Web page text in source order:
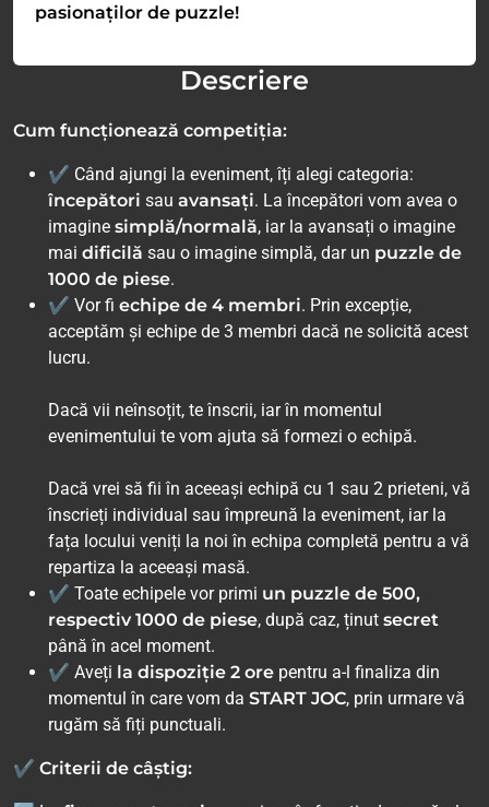
pasionaților de puzzle!
Descriere
Cum funcționează competiția:
✔ Când ajungi la eveniment, îți alegi categoria:
începători sau avansați. La începători vom avea o
imagine simplă/normală, iar la avansați o imagine
mai dificilă sau o imagine simplă, dar un puzzle de
1000 de piese.
✔ Vor fi echipe de 4 membri. Prin excepție,
acceptăm și echipe de 3 membri dacă ne solicită acest
lucru.
Dacă vii neînsoțit, te înscrii, iar în momentul
evenimentului te vom ajuta să formezi o echipă.
Dacă vrei să fii în aceeași echipă cu 1 sau 2 prieteni, vă
înscrieți individual sau împreună la eveniment, iar la
fața locului veniți la noi în echipa completă pentru a vă
repartiza la aceeași masă.
✔ Toate echipele vor primi un puzzle de 500,
respectiv 1000 de piese, după caz, ținut secret
până în acel moment.
✔ Aveți la dispoziție 2 ore pentru a-l finaliza din
momentul în care vom da START JOC, prin urmare vă
rugăm să fiți punctuali.
✔ Criterii de câștig: